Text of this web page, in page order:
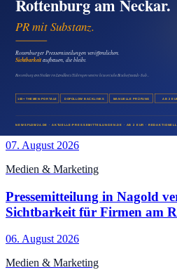
Reichweite für Unternehmen
Wissenschaftsstadt
08. August 2026
Medien & Marketing
Calw online stärken:
Nordschwarzwald
07. August 2026
Medien & Marketing
Pressemitteilung in Nagold
Sichtbarkeit für Firmen am
06. August 2026
Medien & Marketing